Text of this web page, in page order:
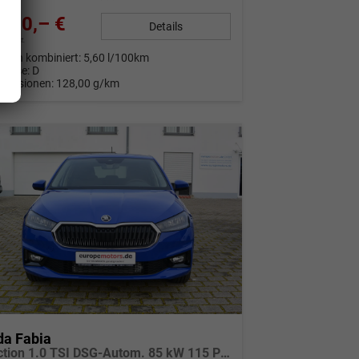
€
MwSt.
Details
kombiniert: 5,60 l/100km
D
128,00 g/km
Fabia
Selection 1.0 TSI DSG-Autom. 85 kW 115 PS - Wunschbestellung konfigurierbar 5 Jahre Herstellergarantie